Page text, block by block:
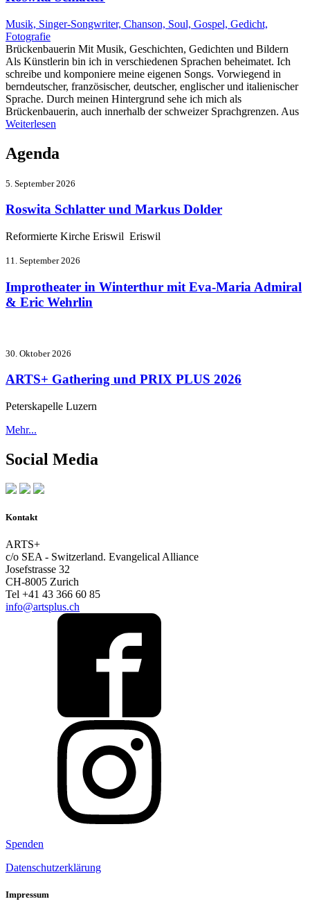
Musik, Singer-Songwriter, Chanson, Soul, Gospel, Gedicht,
Fotografie
Brückenbauerin Mit Musik, Geschichten, Gedichten und Bildern
Als Künstlerin bin ich in verschiedenen Sprachen beheimatet. Ich
schreibe und komponiere meine eigenen Songs. Vorwiegend in
berndeutscher, französischer, deutscher, englischer und italienischer
Sprache. Durch meinen Hintergrund sehe ich mich als
Brückenbauerin, auch innerhalb der schweizer Sprachgrenzen. Aus
Weiterlesen
Agenda
5. September 2026
Roswita Schlatter und Markus Dolder
Reformierte Kirche Eriswil Eriswil
11. September 2026
Improtheater in Winterthur mit Eva-Maria Admiral
& Eric Wehrlin
30. Oktober 2026
ARTS+ Gathering und PRIX PLUS 2026
Peterskapelle Luzern
Mehr...
Social Media
Kontakt
ARTS+
c/o SEA - Switzerland. Evangelical Alliance
Josefstrasse 32
CH-8005 Zurich
Tel +41 43 366 60 85
info@artsplus.ch
Spenden
Datenschutzerklärung
Impressum